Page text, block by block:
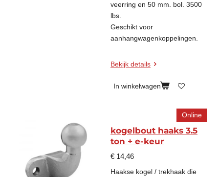
veerring en 50 mm. bol. 3500
lbs.
Geschikt voor
aanhangwagenkoppelingen.
Bekijk details
In winkelwagen
Online
kogelbout haaks 3.5
ton + e-keur
€ 14,46
Haakse kogel / trekhaak die